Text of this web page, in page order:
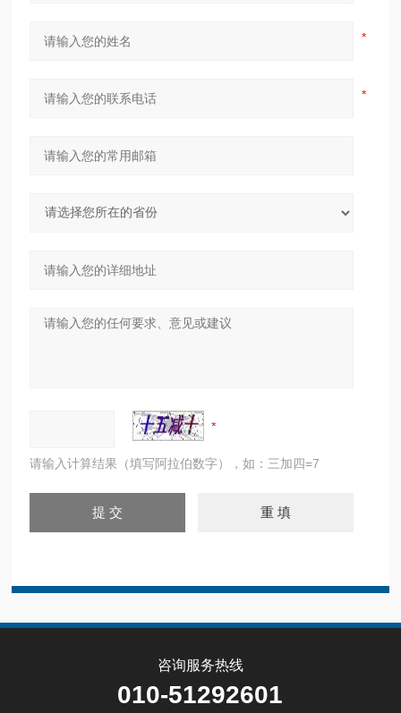
请输入计算结果（填写阿拉伯数字），如：三加四=7
咨询服务热线
010-51292601